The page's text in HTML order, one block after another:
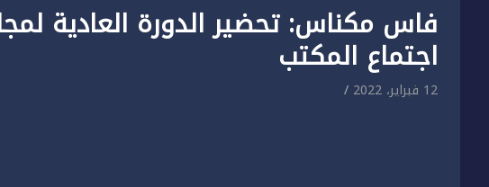
فاس مكناس: تحضير الدورة العادية
اجتماع المكتب
12 فبراير، 2022